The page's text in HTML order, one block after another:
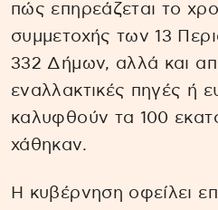
πώς επηρεάζεται το
συμμετοχής των 13
332 Δήμων, αλλά και
εναλλακτικές πηγές ή
καλυφθούν τα 100
χάθηκαν.
Η κυβέρνηση οφείλει